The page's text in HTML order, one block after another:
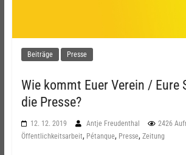
Beiträge Presse
Wie kommt Euer Verein / Eure
die Presse?
12. 12. 2019 Antje Freudenthal 2426
Öffentlichkeitsarbeit, Pétanque, Presse, Zeitung